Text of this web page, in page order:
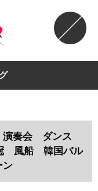
奏会 ダンス
風船 韓国バル